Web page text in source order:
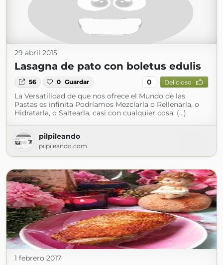
29 abril 2015
Lasagna de pato con boletus edulis
56 0 Guardar 0 Delicioso
La Versatilidad de que nos ofrece el Mundo de las
Pastas es infinita Podríamos Mezclarla o Rellenarla, o
Hidratarla, o Saltearla, casi con cualquier cosa. (...)
pilpileando
pilpileando.com
1 febrero 2017